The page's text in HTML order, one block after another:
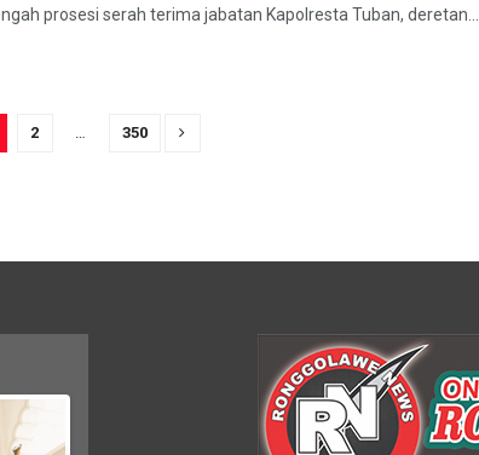
prosesi serah terima jabatan Kapolresta Tuban, deretan...
2 … 350